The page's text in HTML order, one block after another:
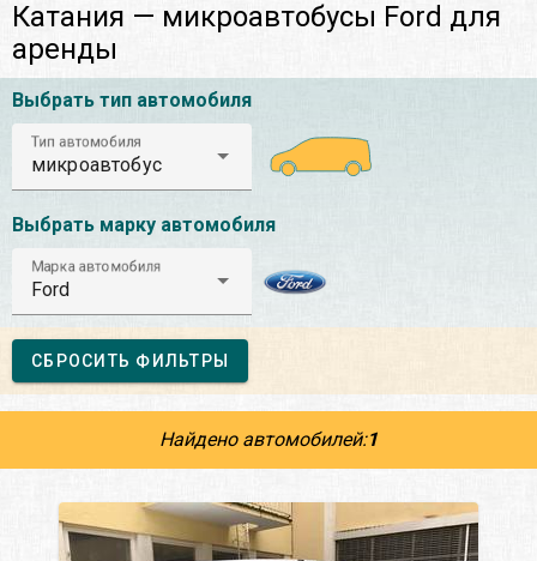
Катания — микроавтобусы Ford для
аренды
Выбрать тип автомобиля
Тип автомобиля
микроавтобус
Выбрать марку автомобиля
Марка автомобиля
Ford
СБРОСИТЬ ФИЛЬТРЫ
Найдено автомобилей:1